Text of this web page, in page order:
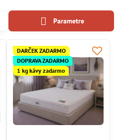
Parametre
DARČEK ZADARMO
DOPRAVA ZADARMO
1 kg kávy zadarmo